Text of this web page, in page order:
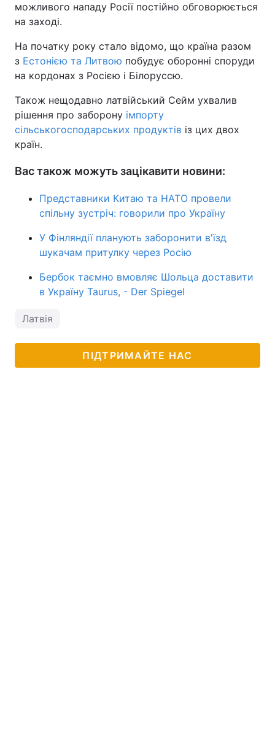
можливого нападу Росії постійно обговорюється
на заході.
На початку року стало відомо, що країна разом
з Естонією та Литвою побудує оборонні споруди
на кордонах з Росією і Білоруссю.
Також нещодавно латвійський Сейм ухвалив
рішення про заборону імпорту
сільськогосподарських продуктів із цих двох
країн.
Вас також можуть зацікавити новини:
Представники Китаю та НАТО провели
спільну зустріч: говорили про Україну
У Фінляндії планують заборонити в'їзд
шукачам притулку через Росію
Бербок таємно вмовляє Шольца доставити
в Україну Taurus, - Der Spiegel
Латвія
ПІДТРИМАЙТЕ НАС